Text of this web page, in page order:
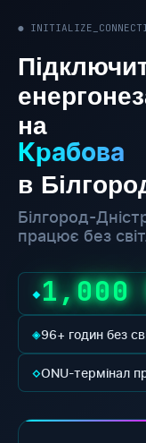
●
на
Крабова
в
Білгород-
працює без
◆1,000
◈96+ годин без
◇ONU-термінал